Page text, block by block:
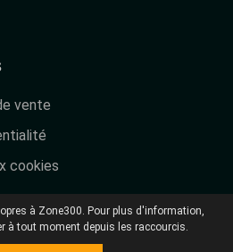
vente
cookies
à Zone300. Pour plus d'information,
à tout moment depuis les raccourcis.